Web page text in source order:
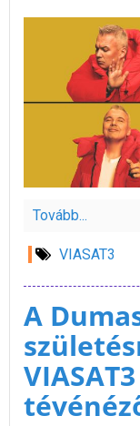
Tovább...
VIASAT3
A